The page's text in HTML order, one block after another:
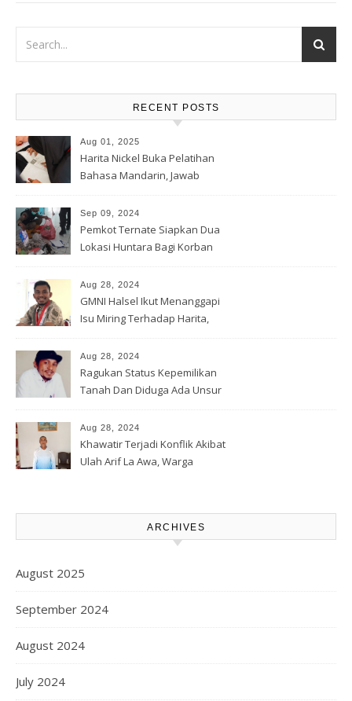
RECENT POSTS
Aug 01, 2025
Harita Nickel Buka Pelatihan
Bahasa Mandarin, Jawab
Sep 09, 2024
Pemkot Ternate Siapkan Dua
Lokasi Huntara Bagi Korban
Aug 28, 2024
GMNI Halsel Ikut Menanggapi
Isu Miring Terhadap Harita,
Lahan Warga
Aug 28, 2024
Ragukan Status Kepemilikan
Tanah Dan Diduga Ada Unsur
Korporasi Harita, GPM Halsel
Minta Polres Panggil Dan
Tetapkan Bapak Arif La Awa
Aug 28, 2024
Khawatir Terjadi Konflik Akibat
Ulah Arif La Awa, Warga
ARCHIVES
August 2025
September 2024
August 2024
July 2024